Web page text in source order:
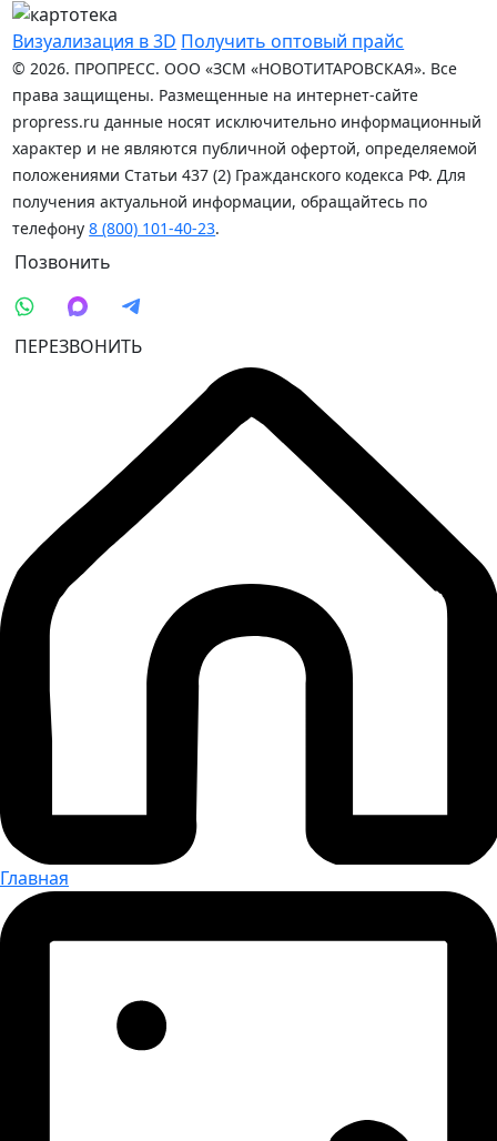
Визуализация в 3D Получить оптовый прайс
© 2026. ПРОПРЕСС. ООО «ЗСМ «НОВОТИТАРОВСКАЯ». Все
права защищены. Размещенные на интернет-сайте
propress.ru данные носят исключительно информационный
характер и не являются публичной офертой, определяемой
положениями Статьи 437 (2) Гражданского кодекса РФ. Для
получения актуальной информации, обращайтесь по
телефону8 (800) 101-40-23.
Позвонить
ПЕРЕЗВОНИТЬ
Главная